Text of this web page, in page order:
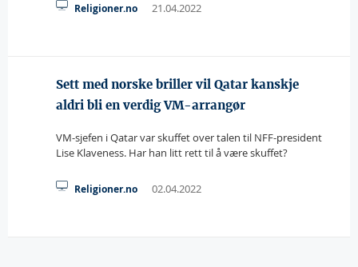
Religioner.no 21.04.2022
Sett med norske briller vil Qatar kanskje
aldri bli en verdig VM-arrangør
VM-sjefen i Qatar var skuffet over talen til NFF-president
Lise Klaveness. Har han litt rett til å være skuffet?
Religioner.no 02.04.2022